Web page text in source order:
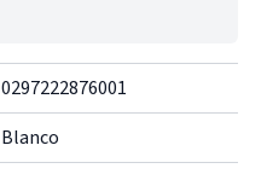
0297222876001
Blanco